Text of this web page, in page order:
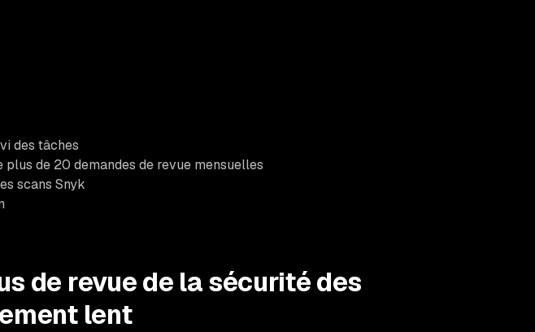
des tâches
de 20 demandes de revue mensuelles
scans Snyk
de revue de la sécurité des
lent